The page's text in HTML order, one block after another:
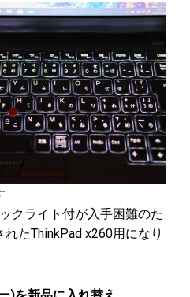
クライト付が入手困難のた
たThinkPad x260用になり